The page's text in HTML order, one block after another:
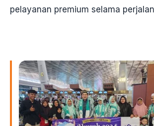
pelayanan premium selama